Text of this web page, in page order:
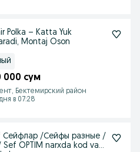
Polka – Katta Yuk
Montaj Oson
000 сум
Бектемирский район
в 07:28
Сейфлар /Сейфы разные /
OPTIM narxda kod va